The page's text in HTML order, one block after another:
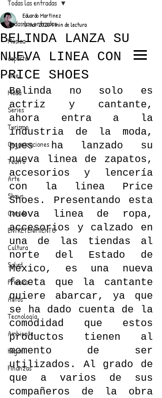
ANUNCIATE CON NOSOTROS
PARA MÁS INFORMACIÓN:
dinamicaseltrendytop@gmail.com
EL TRENDY TOP
CON EDDY MARTINEZ
Todas las entradas
Música
deporte
cine
Moda
Series
Turismo
Organizaciones
Teatro
Arte
Shows
Comida
ENTRETENIMIENTO
Cultura
Salud
Premios
Autos
Tecnología
Ambiente
Hogar
Finanzas
Todas las entradas
BELINDA LANZA SU
NUEVA LINEA CON
PRICE SHOES
Eduardo Martínez
13 mar 20201 min de lectura
Belinda no solo es
actriz y cantante,
ahora entra a la
industria de la moda,
pues ha lanzado su
nueva linea de zapatos,
accesorios y lencería
con la linea Price
Shoes. Presentando esta
nueva linea de ropa,
accesorios y calzado en
una de las tiendas al
norte del Estado de
México, es una nueva
faceta que la cantante
quiere abarcar, ya que
se ha dado cuenta de la
comodidad que estos
productos tienen al
momento de ser
utilizados. Al grado de
que a varios de sus
compañeros de la obra